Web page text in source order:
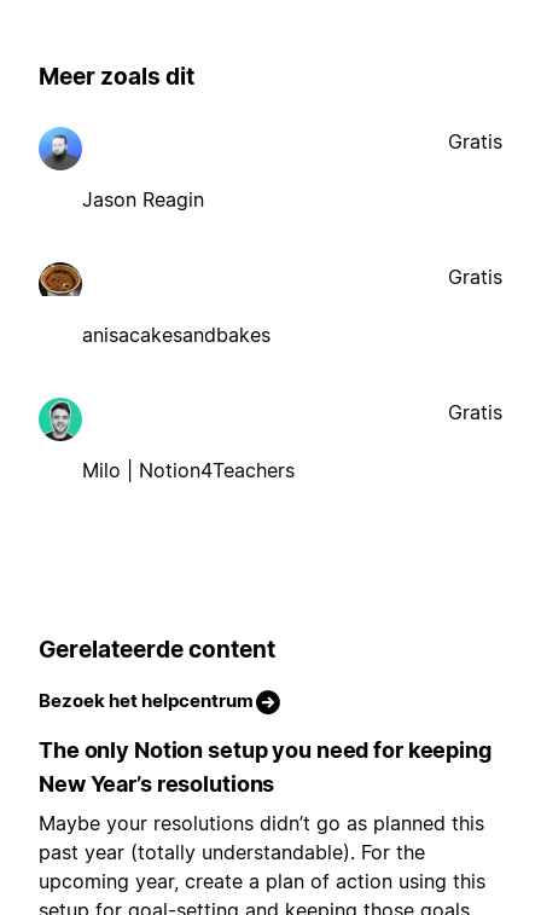
Meer zoals dit
Jason Reagin
Gratis
anisacakesandbakes
Gratis
Milo | Notion4Teachers
Gratis
Gerelateerde content
Bezoek het helpcentrum
The only Notion setup you need for keeping
New Year’s resolutions
Maybe your resolutions didn’t go as planned this
past year (totally understandable). For the
upcoming year, create a plan of action using this